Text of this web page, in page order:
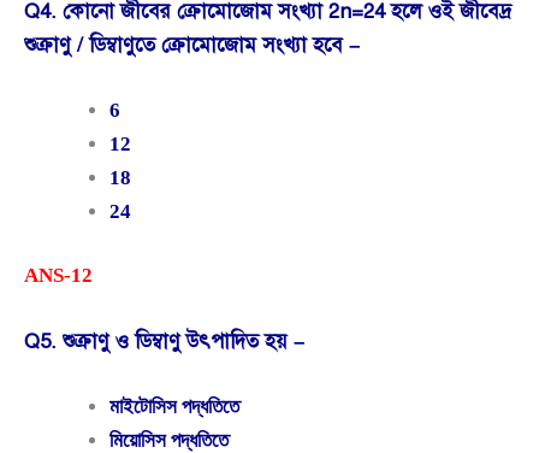
Q4. কোনো জীবের ক্রোমোজোম সংখ্যা 2n=24 হলে ওই জীবেদ্র
শুক্রাণু / ডিম্বাণুতে ক্রোমোজোম সংখ্যা হবে –
6
12
18
24
ANS-12
Q5. শুক্রাণু ও ডিম্বাণু উৎপাদিত হয় –
মাইটোসিস পদ্ধতিতে
মিয়োসিস পদ্ধতিতে